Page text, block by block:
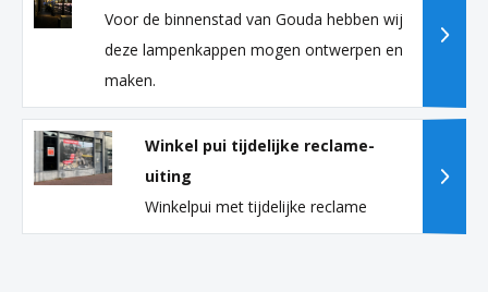
Voor de binnenstad van Gouda hebben wij
deze lampenkappen mogen ontwerpen en
maken.
Winkel pui tijdelijke reclame-
uiting
Winkelpui met tijdelijke reclame